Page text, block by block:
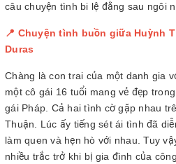
câu chuyện tình bi lệ đằng sau ngôi
📍 Chuyện tình buồn giữa Huỳnh
Duras
Chàng là con trai của một danh gia
một cô gái 16 tuổi mang vẻ đẹp
gái Pháp. Cả hai tình cờ gặp nhau
Thuận. Lúc ấy tiếng sét ái tình đã
làm quen và hẹn hò với nhau. Tuy
nhiều trắc trở khi bị gia đình của